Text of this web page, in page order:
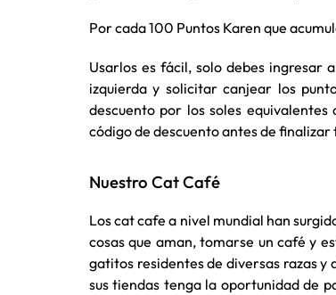
Por cada 100 Puntos Karen que
Usarlos es fácil, solo debes ingresar
izquierda y solicitar canjear los
descuento por los soles
código de descuento antes de finalizar
Nuestro Cat Café
Los cat cafe a nivel mundial han
cosas que aman, tomarse un café y
gatitos residentes de diversas razas y
sus tiendas tenga la oportunidad de